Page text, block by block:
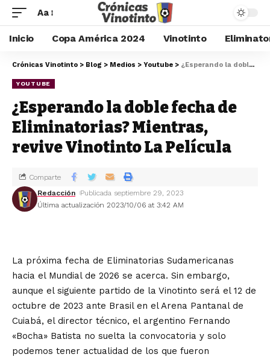
Aa
Inicio Copa América 2024 Vinotinto
Crónicas Vinotinto > Blog > Medios > Youtube > ¿Esperando la doble fecha de Eliminatorias? Mientras, revive Vinotinto La Película
YOUTUBE
¿Esperando la doble fecha de
Eliminatorias? Mientras,
revive Vinotinto La Película
Última actualización 2023/10/06 at 3:42 AM
Redacción Publicada septiembre 29, 2023
Comparte
La próxima fecha de Eliminatorias Sudamericanas
hacia el Mundial de 2026 se acerca. Sin embargo,
aunque el siguiente partido de la Vinotinto será el 12 de
octubre de 2023 ante Brasil en el Arena Pantanal de
Cuiabá, el director técnico, el argentino Fernando
«Bocha» Batista no suelta la convocatoria y solo
podemos tener actualidad de los que fueron